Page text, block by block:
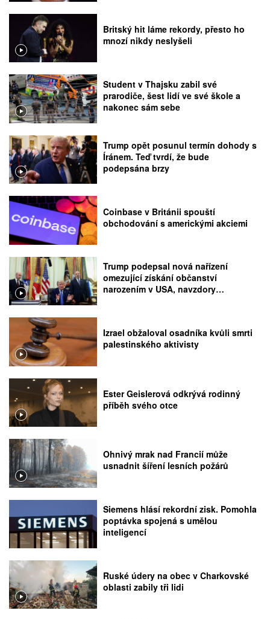
Britský hit láme rekordy, přesto ho
mnozí nikdy neslyšeli
Student v Thajsku zabil své
prarodiče, šest lidí ve své škole a
nakonec sám sebe
Trump opět posunul termín dohody s
Íránem. Teď tvrdí, že bude
podepsána brzy
Coinbase v Británii spouští
obchodování s americkými akciemi
Trump podepsal nová nařízení
omezující získání občanství
narozením v USA, navzdory
Izrael obžaloval osadníka kvůli smrti
palestinského aktivisty
Ester Geislerová odkrývá rodinný
příběh svého otce
Ohnivý mrak nad Francií může
usnadnit šíření lesních požárů
Siemens hlásí rekordní zisk. Pomohla
poptávka spojená s umělou
inteligencí
Ruské údery na obec v Charkovské
oblasti zabily tři lidi